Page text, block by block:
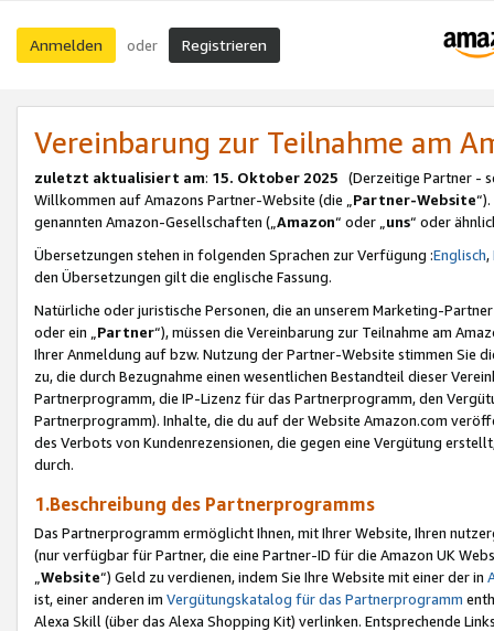
Anmelden oder Registrieren
Vereinbarung zur Teilnahme am
zuletzt aktualisiert am: 15. Oktober 2025 (Derzeitige Partner -
Willkommen auf Amazons Partner-Website (die „Partner-Website
genannten Amazon-Gesellschaften („Amazon“ oder „uns“ oder
Übersetzungen stehen in folgenden Sprachen zur Verfügung :Englisch,
den Übersetzungen gilt die englische Fassung.
Natürliche oder juristische Personen, die an unserem Marketing-
oder ein „Partner“), müssen die Vereinbarung zur Teilnahme am
Ihrer Anmeldung auf bzw. Nutzung der Partner-Website stimmen Sie
zu, die durch Bezugnahme einen wesentlichen Bestandteil dieser
Partnerprogramm, die IP-Lizenz für das Partnerprogramm, den
Partnerprogramm). Inhalte, die du auf der Website Amazon.com
des Verbots von Kundenrezensionen, die gegen eine Vergütung
durch.
1.Beschreibung des Partnerprogramms
Das Partnerprogramm ermöglicht Ihnen, mit Ihrer Website, Ihren
(nur verfügbar für Partner, die eine Partner-ID für die Amazon UK
Website“) Geld zu verdienen, indem Sie Ihre Website mit einer der in
ist, einer anderen im Vergütungskatalog für das Partnerprogramm
Alexa Skill (über das Alexa Shopping Kit) verlinken. Entsprechende